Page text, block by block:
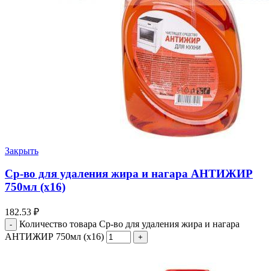
Закрыть
Cр-во для удаления жира и нагара АНТИЖИР
750мл (х16)
182.53 ₽
Количество товара Cр-во для удаления жира и нагара
АНТИЖИР 750мл (х16)